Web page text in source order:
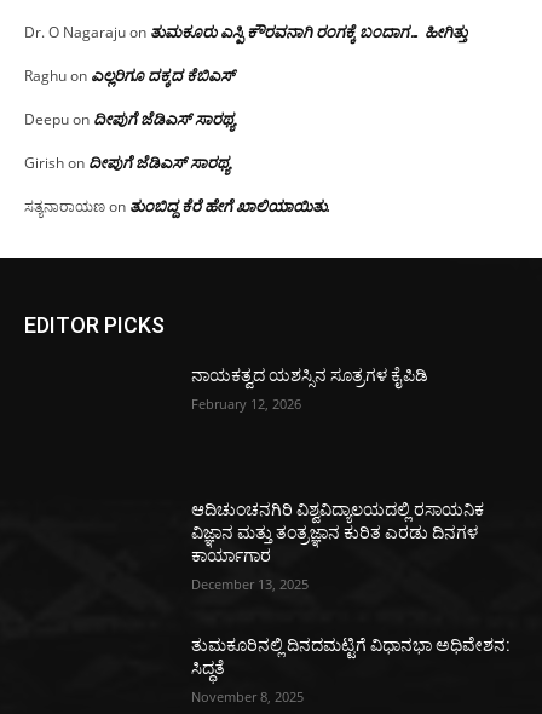
Dr. O Nagarajuon ತುಮಕೂರು ಎಸ್ಪಿ ಕೌರವನಾಗಿ ರಂಗಕ್ಕೆ ಬಂದಾಗ… ಹೀಗಿತ್ತು
Raghuon ಎಲ್ಲರಿಗೂ ದಕ್ಕದ ಕೆಬಿಎಸ್
Deepuon ದೀಪುಗೆ ಜೆಡಿಎಸ್ ಸಾರಥ್ಯ
Girishon ದೀಪುಗೆ ಜೆಡಿಎಸ್ ಸಾರಥ್ಯ
ಸತ್ಯನಾರಾಯಣon ತುಂಬಿದ್ದ ಕೆರೆ ಹೇಗೆ ಖಾಲಿಯಾಯಿತು.
EDITOR PICKS
ನಾಯಕತ್ವದ ಯಶಸ್ಸಿನ ಸೂತ್ರಗಳ ಕೈಪಿಡಿ
February 12, 2026
ಆದಿಚುಂಚನಗಿರಿ ವಿಶ್ವವಿದ್ಯಾಲಯದಲ್ಲಿ ರಸಾಯನಿಕ
ವಿಜ್ಞಾನ ಮತ್ತು ತಂತ್ರಜ್ಞಾನ ಕುರಿತ ಎರಡು ದಿನಗಳ
ಕಾರ್ಯಾಗಾರ
December 13, 2025
ತುಮಕೂರಿನಲ್ಲಿ ದಿನದಮಟ್ಟಿಗೆ ವಿಧಾನಭಾ ಅಧಿವೇಶನ:
ಸಿದ್ಧತೆ
November 8, 2025